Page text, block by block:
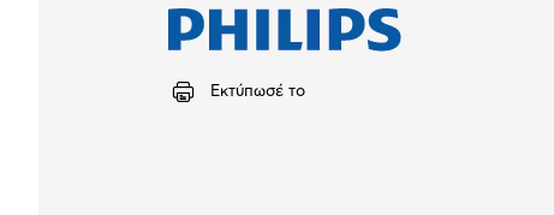
Εκτύπωσέ το